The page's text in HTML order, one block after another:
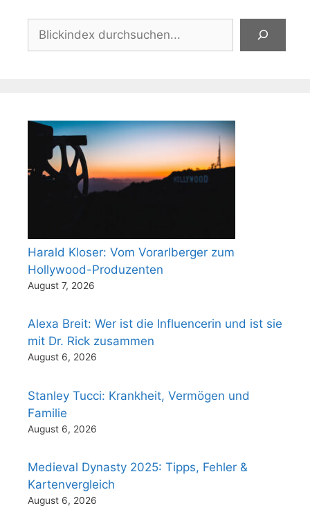
Harald Kloser: Vom Vorarlberger zum
Hollywood-Produzenten
August 7, 2026
Alexa Breit: Wer ist die Influencerin und ist sie
mit Dr. Rick zusammen
August 6, 2026
Stanley Tucci: Krankheit, Vermögen und
Familie
August 6, 2026
Medieval Dynasty 2025: Tipps, Fehler &
Kartenvergleich
August 6, 2026